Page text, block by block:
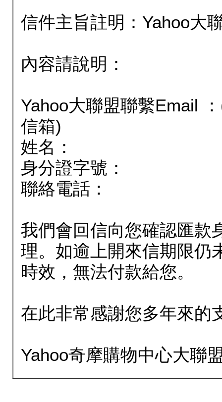
信件主旨註明：Yahoo大
內容請說明：
Yahoo大聯盟聯繫Email
信箱)
姓名：
身分證字號：
聯絡電話：
我們會回信向您確認匯款
理。如逾上開來信期限仍
時效，無法付款給您。
在此非常感謝您多年來的
Yahoo奇摩購物中心大